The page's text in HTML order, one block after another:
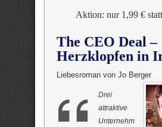
Aktion: nur 1,99 €
The CEO Deal –
Herzklopfen in
Liebesroman von Jo Berger
Drei
attraktive
Unternehm